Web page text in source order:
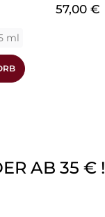
ml
Preis
57,00 €
AB 35 € !